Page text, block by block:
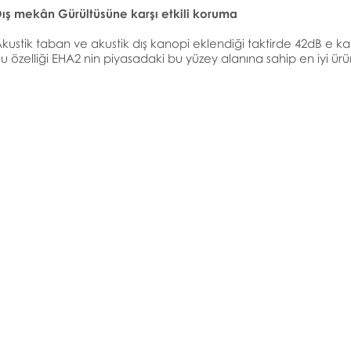
mekân Gürültüsüne karşı etkili koruma
taban ve akustik dış kanopi eklendiği taktirde 42dB e
özelliği EHA2 nin piyasadaki bu yüzey alanına sahip en iyi